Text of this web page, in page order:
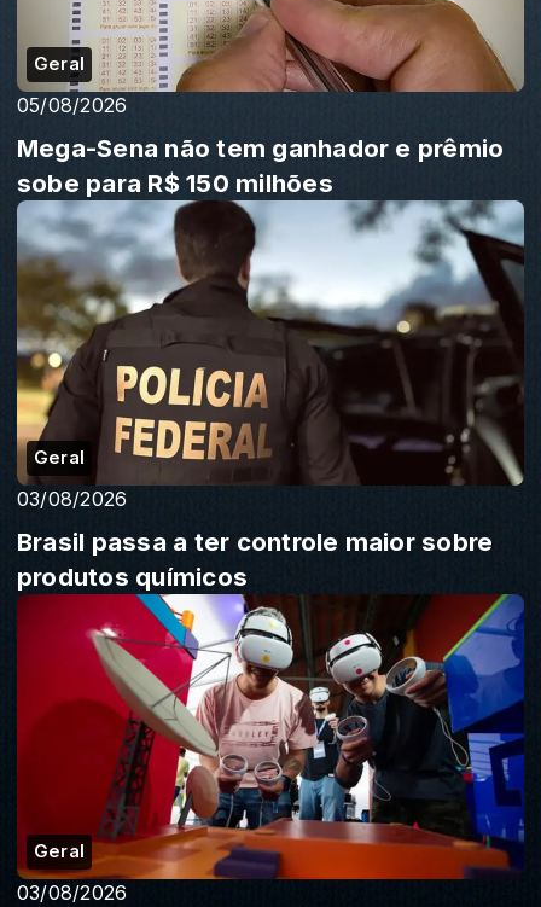
Geral
05/08/2026
Mega-Sena não tem ganhador e prêmio
sobe para R$ 150 milhões
Geral
03/08/2026
Brasil passa a ter controle maior sobre
produtos químicos
Geral
03/08/2026